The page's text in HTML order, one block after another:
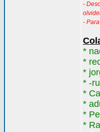
-
-
*
*
*
* -
*
*
*
*